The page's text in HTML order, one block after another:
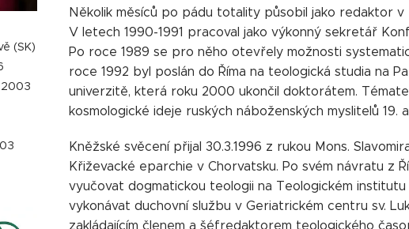
(SK)
2003
Několik měsíců po pádu totality působil jako redaktor v
V letech 1990-1991 pracoval jako výkonný sekretář
Po roce 1989 se pro něho otevřely možnosti
roce 1992 byl poslán do Říma na teologická studia na
univerzitě, která roku 2000 ukončil doktorátem.
kosmologické ideje ruských náboženských myslitelů 19.
Kněžské svěcení přijal 30.3.1996 z rukou Mons.
Křiževacké eparchie v Chorvatsku. Po svém návratu z
vyučovat dogmatickou teologii na Teologickém institutu
vykonávat duchovní službu v Geriatrickém centru sv.
zakládajícím členem a šéfredaktorem teologického